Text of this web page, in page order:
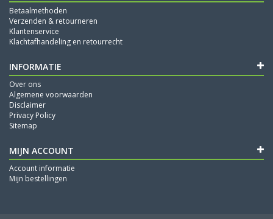
Betaalmethoden
Verzenden & retourneren
Klantenservice
Klachtafhandeling en retourrecht
INFORMATIE
Over ons
Algemene voorwaarden
Disclaimer
Privacy Policy
Sitemap
MIJN ACCOUNT
Account informatie
Mijn bestellingen